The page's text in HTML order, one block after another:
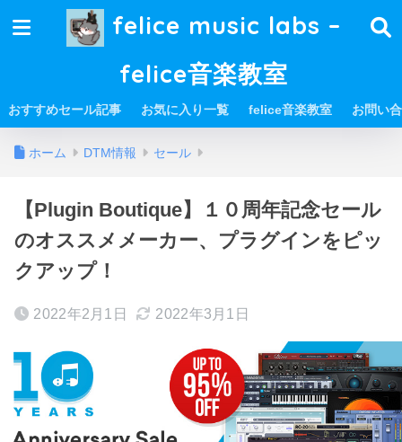
felice music labs –
felice音楽教室
おすすめセール記事 お気に入り一覧 felice音楽教室 お問い
ホーム DTM情報 セール
【Plugin Boutique】１０周年記念セール
のオススメメーカー、プラグインをピッ
クアップ！
2022年2月1日 2022年3月1日